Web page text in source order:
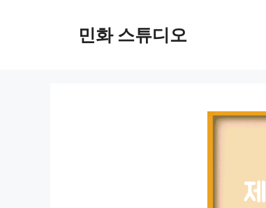
민화 스튜디오